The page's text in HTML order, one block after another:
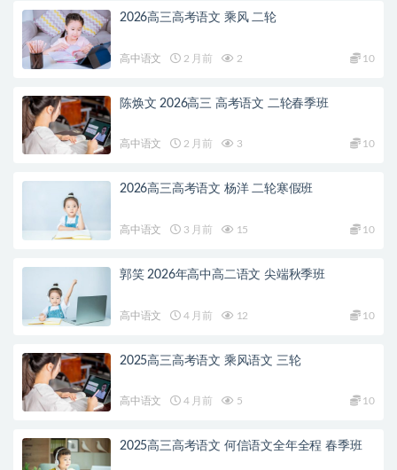
2026高三高考语文 乘风 二轮
高中语文 2 月前 2 10
陈焕文 2026高三 高考语文 二轮春季班
高中语文 2 月前 3 10
2026高三高考语文 杨洋 二轮寒假班
高中语文 3 月前 15 10
郭笑 2026年高中高二语文 尖端秋季班
高中语文 4 月前 12 10
2025高三高考语文 乘风语文 三轮
高中语文 4 月前 5 10
2025高三高考语文 何信语文全年全程 春季班